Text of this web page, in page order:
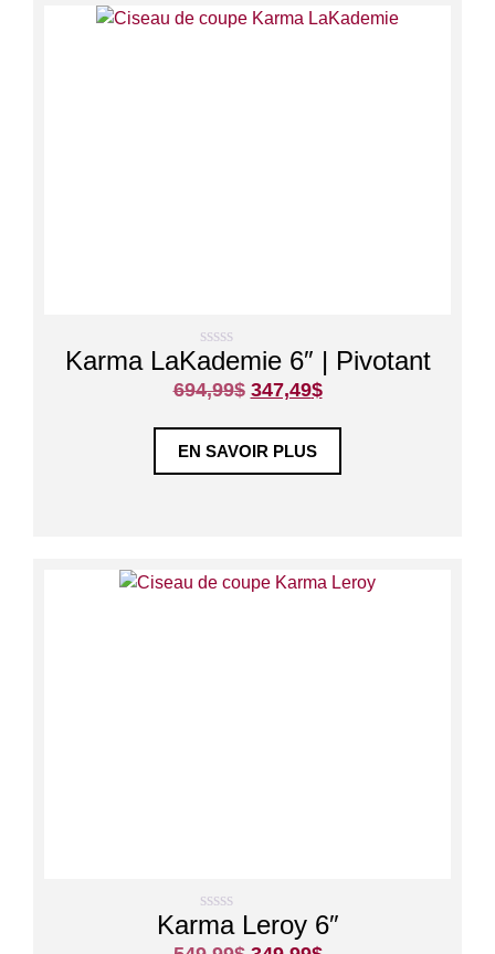
0
s
u
5
Karma LaKademie 6″ | Pivotant
694,99$ 347,49$
EN SAVOIR PLUS
0
s
Karma Leroy 6″